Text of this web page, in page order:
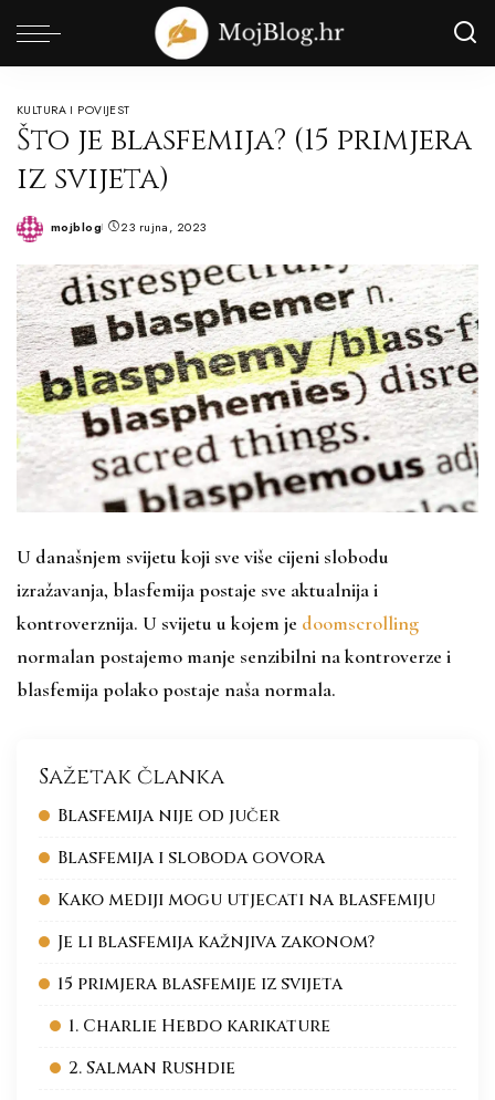
KULTURA I POVIJEST
Što je blasfemija? (15 primjera
iz svijeta)
Posted
mojblog 23 rujna, 2023
U današnjem svijetu koji sve više cijeni slobodu
izražavanja, blasfemija postaje sve aktualnija i
kontroverznija. U svijetu u kojem je doomscrolling
normalan postajemo manje senzibilni na kontroverze i
blasfemija polako postaje naša normala.
Sažetak članka
Blasfemija nije od jučer
Blasfemija i sloboda govora
Kako mediji mogu utjecati na blasfemiju
Je li blasfemija kažnjiva zakonom?
15 primjera blasfemije iz svijeta
1. Charlie Hebdo karikature
2. Salman Rushdie